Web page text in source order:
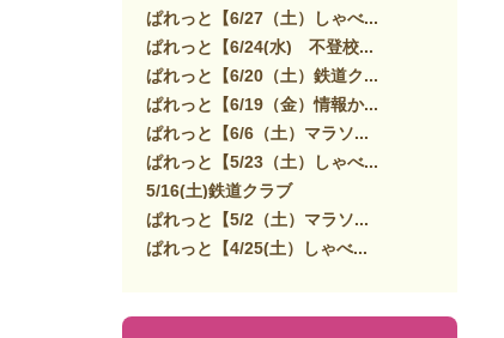
ぱれっと【6/27（土）しゃべ...
ぱれっと【6/24(水) 不登校...
ぱれっと【6/20（土）鉄道ク...
ぱれっと【6/19（金）情報か...
ぱれっと【6/6（土）マラソ...
ぱれっと【5/23（土）しゃべ...
5/16(土)鉄道クラブ
ぱれっと【5/2（土）マラソ...
ぱれっと【4/25(土）しゃべ...